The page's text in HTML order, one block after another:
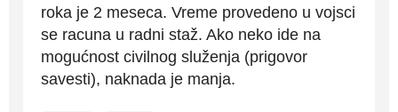
roka je 2 meseca. Vreme provedeno u vojsci
se racuna u radni staž. Ako neko ide na
mogućnost civilnog služenja (prigovor
savesti), naknada je manja.